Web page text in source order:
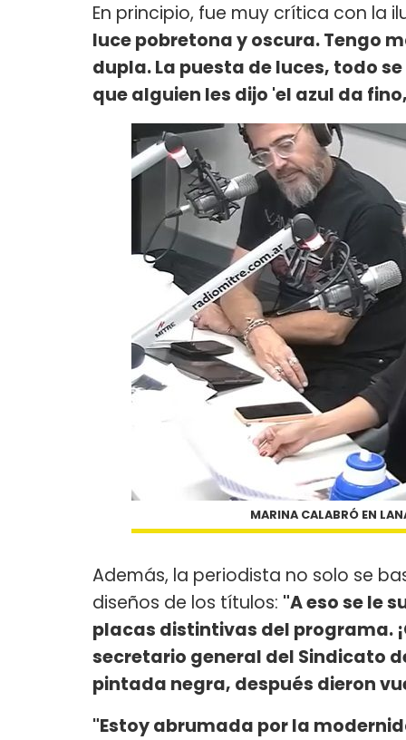
En principio, fue muy crítica con la
luce pobretona y oscura. Tengo
dupla. La puesta de luces, todo
que alguien les dijo 'el azul da
MARINA CALABRÓ EN
Además, la periodista no solo se
diseños de los títulos: "A eso se le
placas distintivas del programa.
secretario general del Sindicato
pintada negra, después dieron
"Estoy abrumada por la